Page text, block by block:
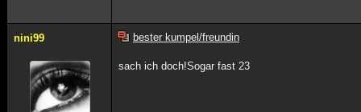
nini99 bester kumpel/freundin
sach ich doch!Sogar fast 23